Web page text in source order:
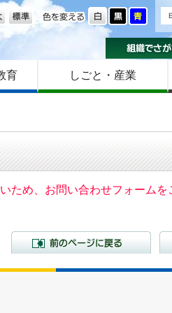
色を変える
大きさ
育 しごと・産業
ため、お問い合わせフォームを
前